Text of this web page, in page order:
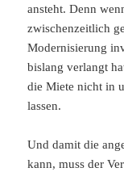
ansteht. Denn
zwischenzeitlich
Modernisierung
bislang verlangt
die Miete nicht in
lassen.
Und damit die
kann, muss der